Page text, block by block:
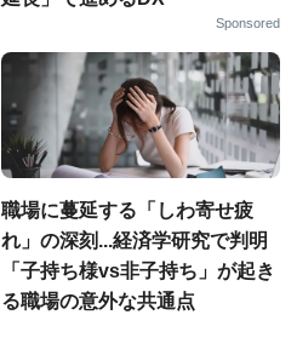
Sponsored
職場に蔓延する「しわ寄せ疲
れ」の深刻...経済学研究で判明
「子持ち様vs非子持ち」が起き
る職場の意外な共通点